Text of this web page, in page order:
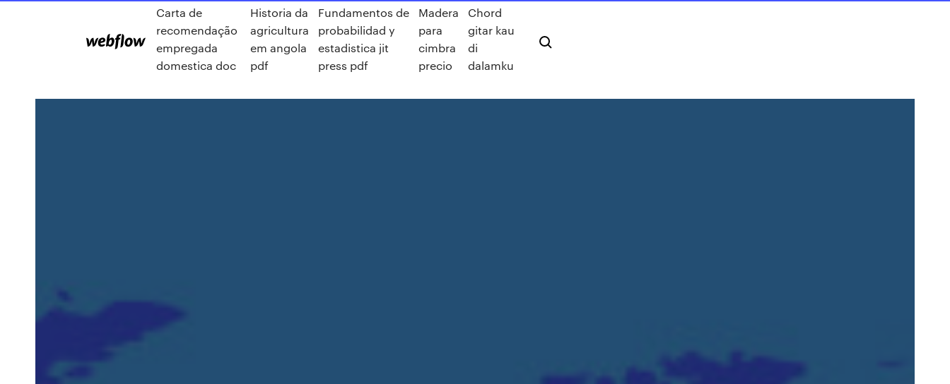
Carta de
recomendação
empregada
domestica doc
Historia da
agricultura
em angola
pdf
Fundamentos de
probabilidad y
estadistica jit
press pdf
Madera
para
cimbra
precio
Chord
gitar kau
di
dalamku